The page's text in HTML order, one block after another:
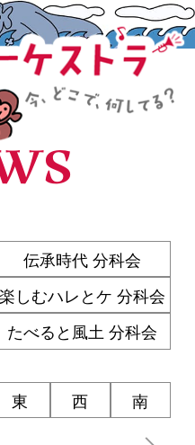
伝承時代 分科会
楽しむハレとケ 分科会
たべると風土 分科会
東 西 南